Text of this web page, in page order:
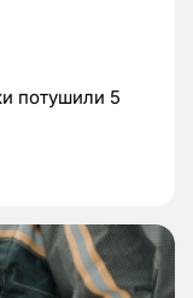
потушили 5